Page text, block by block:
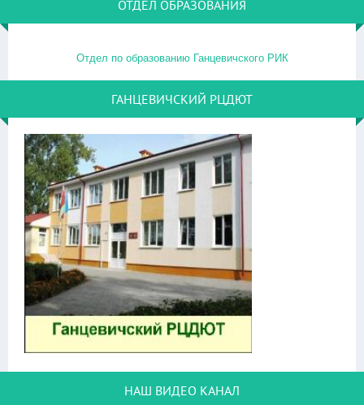
ОТДЕЛ ОБРАЗОВАНИЯ
Отдел по образованию Ганцевичского РИК
ГАНЦЕВИЧСКИЙ РЦДЮТ
НАШ ВИДЕО КАНАЛ